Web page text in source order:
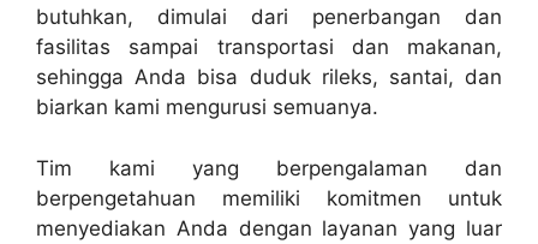
butuhkan, dimulai dari penerbangan dan
fasilitas sampai transportasi dan makanan,
sehingga Anda bisa duduk rileks, santai, dan
biarkan kami mengurusi semuanya.
Tim kami yang berpengalaman dan
berpengetahuan memiliki komitmen untuk
menyediakan Anda dengan layanan yang luar